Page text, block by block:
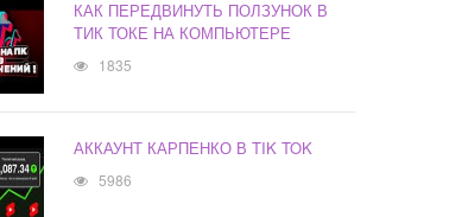
КАК ПЕРЕДВИНУТЬ ПОЛЗУНОК В
ТИК ТОКЕ НА КОМПЬЮТЕРЕ
1835
АККАУНТ КАРПЕНКО В TIK TOK
5986